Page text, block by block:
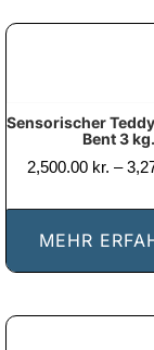
Sensorischer
Bent 3 kg.
2,500.00 kr. –
MEHR